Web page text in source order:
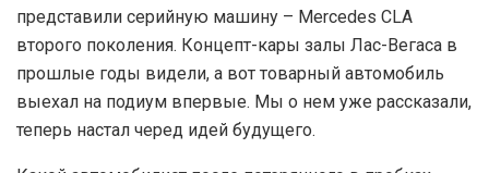
представили серийную машину – Mercedes CLA
второго поколения. Концепт-кары залы Лас-Вегаса в
прошлые годы видели, а вот товарный автомобиль
выехал на подиум впервые. Мы о нем уже рассказали,
теперь настал черед идей будущего.